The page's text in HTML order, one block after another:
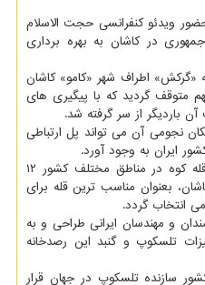
ویدئو کنفرانسی حجت الاسلام
در کاشان به بهره برداری
اطراف شهر «کامو» کاشان
نهم متوقف گردید که با پیگیری های
باردیگر از سر گرفته شد.
نجومی آن می تواند پل ارتباطی
ایران به وجود آورد.
پس از اندازه گیری افزون بر ۴۰ قله کوه در مناطق مختلف کشور ۱۲
بعنوان مناسب ترین قله برای
انتخاب گردد.
و مهندسان ایرانی طراحی و به
تلسکوپ و گنبد این رصدخانه
اجرای این طرح ایران جزو ۱۰ کشور سازنده تلسکوپ در جهان قرار